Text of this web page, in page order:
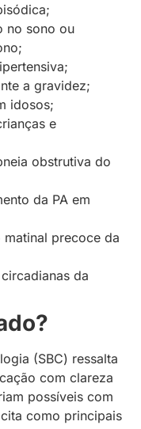
no sono ou
a gravidez;
idosos;
e
obstrutiva do
da PA em
precoce da
da
(SBC) ressalta
com clareza
possíveis com
como principais